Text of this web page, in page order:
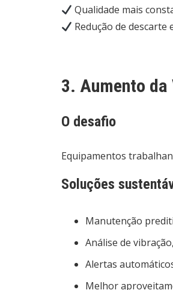
Qualidade mais
Redução de descarte
3. Aumento
O desafio
Equipamentos
Soluções
Manutenção
Análise de
Alertas
Melhor